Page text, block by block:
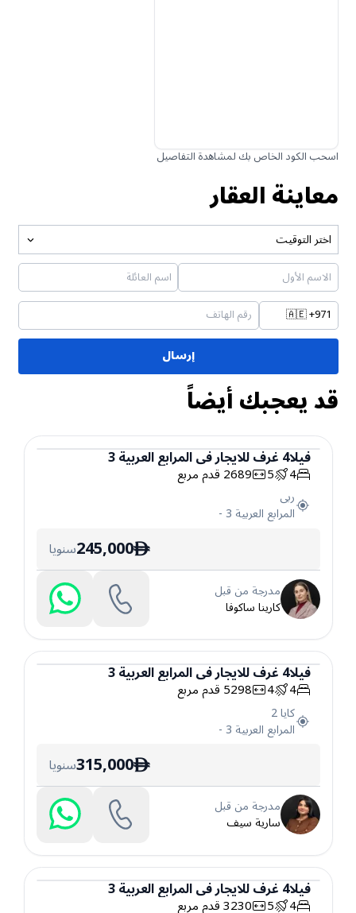
اسحب الكود الخاص بك لمشاهدة التفاصيل
معاينة العقار
اختر التوقيت
🇦🇪+971
إرسال
قد يعجبك أيضاً
فيلا
فيلا4غرفللايجارفيالمرابع العربية 3
4
5
2689قدم مربع
ربى
المرابع العربية 3 -
ê
245,000سنويا
مدرجة من قبل
كارينا ساكوفا
فيلا
فيلا4غرفللايجارفيالمرابع العربية 3
4
4
5298قدم مربع
كايا 2
المرابع العربية 3 -
ê
315,000سنويا
مدرجة من قبل
سارية سيف
فيلا
فيلا4غرفللايجارفيالمرابع العربية 3
4
5
3230قدم مربع